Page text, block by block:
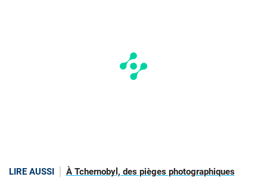
LIRE AUSSI
À Tchernobyl, des pièges photographiques